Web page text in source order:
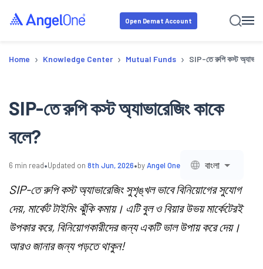
Open Demat Account
Home › Knowledge Center › Mutual Funds › SIP-তে রুপি কস্ট
SIP-তে রুপি কস্ট অ্যাভারেজিং কাকে
বলে?
6 min read•Updated on 8th Jun, 2026•byAngel One বাংলা
SIP-তে রুপি কস্ট অ্যাভারেজিং সুশৃঙ্খল ভাবে বিনিয়োগের সুযোগ
দেয়, মার্কেট টাইমিং ঝুঁকি কমায়। এটি বুল ও বিয়ার উভয় মার্কেটেরই
উপকার করে, বিনিয়োগকারীদের জন্য একটি ভাল উপায় করে দেয়।
আরও জানার জন্য পড়তে থাকুন!